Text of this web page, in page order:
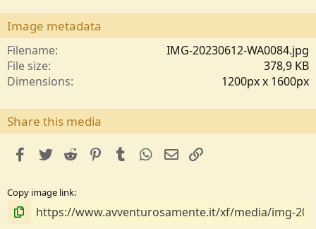
0
t
l
l
e
/
Image metadata
Filename
IMG-20230612-WA0084.jpg
File size
378,9 KB
Dimensions
1200px x 1600px
Share this media
facebookTwitterReddit PinterestTumblrWhatsApp
e-mail
Copy image link